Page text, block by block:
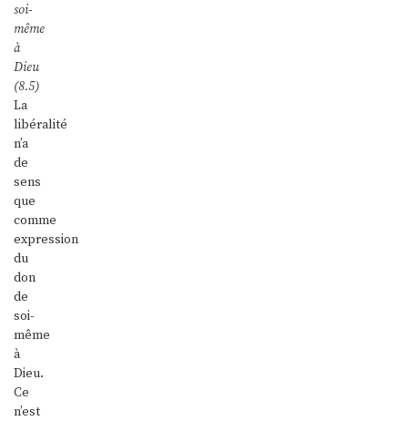
soi-
même
à
Dieu
(8.5)
La
libéralité
n’a
de
sens
que
comme
expression
du
don
de
soi-
même
à
Dieu.
Ce
n’est